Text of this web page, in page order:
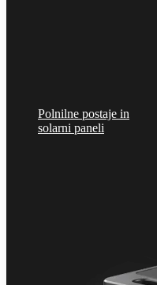
Polnilne postaje in
solarni paneli